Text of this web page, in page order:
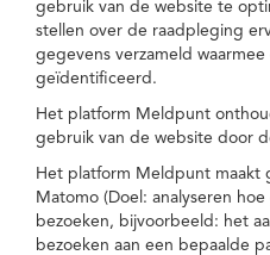
gebruik van de website te
stellen over de raadpleging
gegevens verzameld
geïdentificeerd.
Het platform Meldpunt
gebruik van de website door
Het platform Meldpunt maakt
Matomo (Doel: analyseren
bezoeken, bijvoorbeeld: het
bezoeken aan een bepaalde